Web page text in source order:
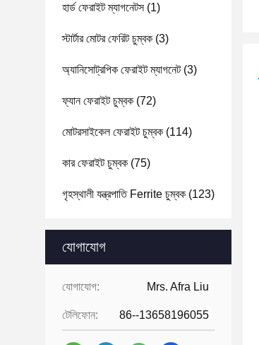
হার্ড ফেরাইট ম্যাগনেটস(1)
স্টার্টার মোটর ফেরিট চুম্বক (3)
অ্যানিসোট্রপিক ফেরাইট ম্যাগনেট(3)
ফ্যান ফেরাইট চুম্বক (72)
মোটরসাইকেল ফেরাইট চুম্বক (114)
কার ফেরাইট চুম্বক (75)
গৃহস্থালী যন্ত্রপাতি Ferrite চুম্বক (123)
যোগাযোগ
যোগাযোগ: Mrs. Afra Liu
টেলিফোন: 86--13658196055